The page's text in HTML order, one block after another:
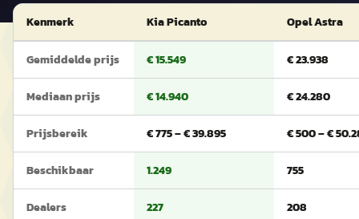
Kenmerk Kia Picanto Opel Astra
Gemiddelde prijs € 15.549 € 23.938
Mediaan prijs € 14.940 € 24.280
Prijsbereik € 775 – € 39.895 € 500 – €
Beschikbaar 1.249 755
Dealers 227 208